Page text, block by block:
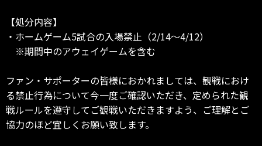
【処分内容】
・ホームゲーム5試合の入場禁止（2/14～4/12）
※期間中のアウェイゲームを含む
ファン・サポーターの皆様におかれましては、観戦におけ
る禁止行為について今一度ご確認いただき、定められた観
戦ルールを遵守してご観戦いただきますよう、ご理解とご
協力のほど宜しくお願い致します。